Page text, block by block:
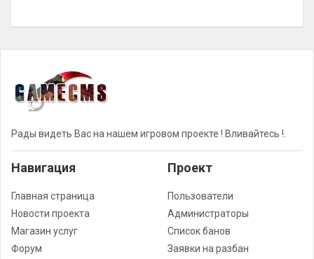
Рады видеть Вас на нашем игровом проекте ! Вливайтесь !.
Навигация
Главная страница
Новости проекта
Магазин услуг
Форум
Проект
Пользователи
Администраторы
Список банов
Заявки на разбан